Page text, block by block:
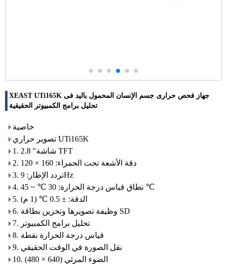
XEAST UTi165K جهاز فحص حرارى جسم الإنسان المحمول باليد فى
تحليل برامج الكمبيوتر الحقيقية
خاصية
تصوير حراري UTi165K
1. 2.8 "شاشة TFT
2. دقة الأشعة تحت الحمراء: 160 × 120
3. تردد الإطار: 9Hz
4. نطاق قياس درجة الحرارة: 30 ℃ ~ 45 ℃
5. الدقة: ± 0.5 ℃ (1 م)
6. وظيفة تصويرها وتخزين بطاقة SD
7. تحليل برامج الكمبيوتر
8. قياس درجة الحرارة نقطة
9. نقل الصورة في الوقت الحقيقي
10. الضوء المرئي (640 × 480)